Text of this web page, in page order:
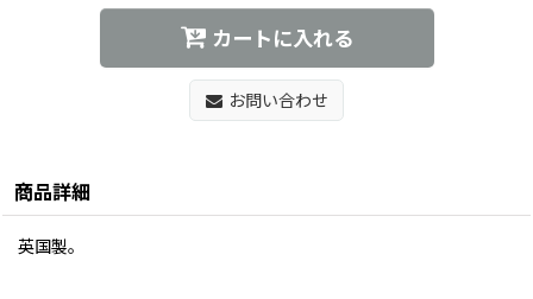
カートに入れる
お問い合わせ
商品詳細
英国製。